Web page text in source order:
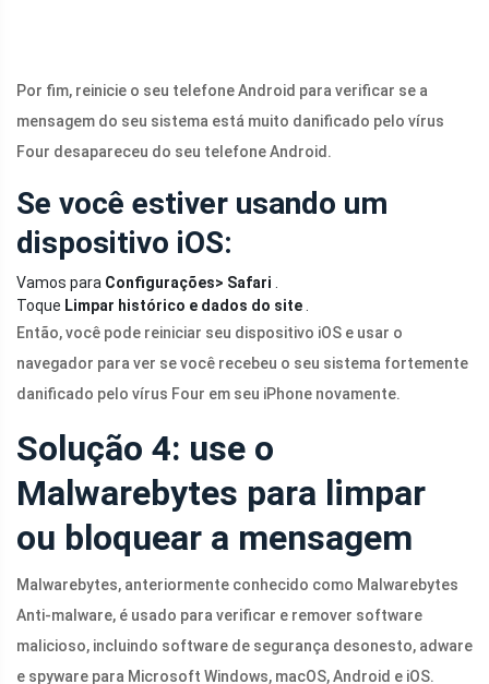
Por fim, reinicie o seu telefone Android para verificar se a
mensagem do seu sistema está muito danificado pelo vírus
Four desapareceu do seu telefone Android.
Se você estiver usando um
dispositivo iOS:
Vamos para Configurações> Safari
Toque Limpar histórico e dados do site
Então, você pode reiniciar seu dispositivo iOS e usar o
navegador para ver se você recebeu o seu sistema fortemente
danificado pelo vírus Four em seu iPhone novamente.
Solução 4: use o
Malwarebytes para limpar
ou bloquear a mensagem
Malwarebytes, anteriormente conhecido como Malwarebytes
Anti-malware, é usado para verificar e remover software
malicioso, incluindo software de segurança desonesto, adware
e spyware para Microsoft Windows, macOS, Android e iOS.